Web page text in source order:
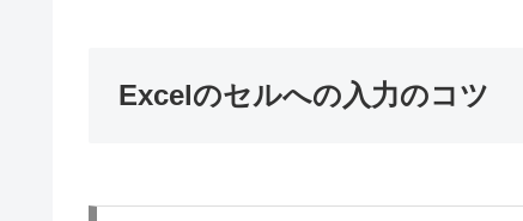
Excelのセルへの入力のコツ